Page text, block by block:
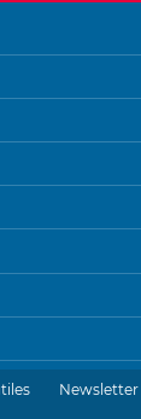
Newsletter